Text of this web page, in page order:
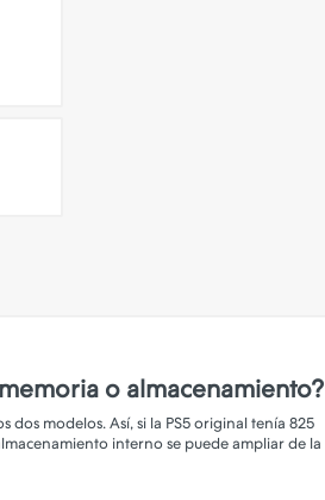
o almacenamiento?
dos modelos. Así, si la PS5 original tenía 825
interno se puede ampliar de la